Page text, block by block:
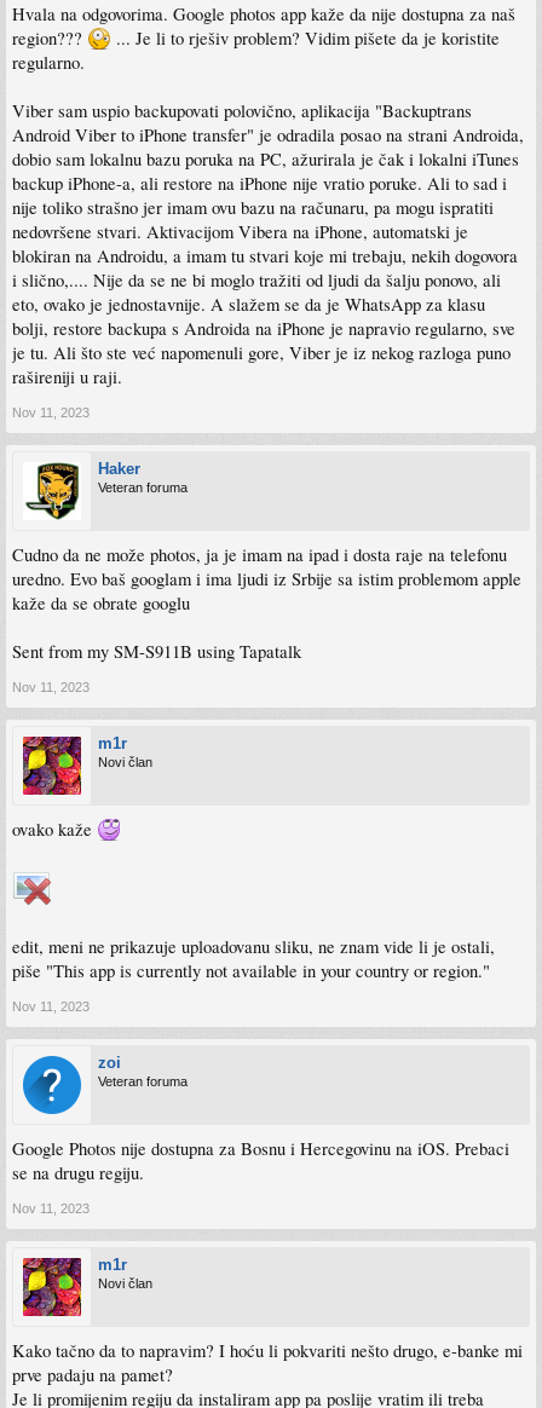
Hvala na odgovorima. Google photos app kaže da nije dostupna za naš
region???
... Je li to rješiv problem? Vidim pišete da je koristite
regularno.
Viber sam uspio backupovati polovično, aplikacija "Backuptrans
Android Viber to iPhone transfer" je odradila posao na strani Androida,
dobio sam lokalnu bazu poruka na PC, ažurirala je čak i lokalni iTunes
backup iPhone-a, ali restore na iPhone nije vratio poruke. Ali to sad i
nije toliko strašno jer imam ovu bazu na računaru, pa mogu ispratiti
nedovršene stvari. Aktivacijom Vibera na iPhone, automatski je
blokiran na Androidu, a imam tu stvari koje mi trebaju, nekih dogovora
i slično,.... Nije da se ne bi moglo tražiti od ljudi da šalju ponovo, ali
eto, ovako je jednostavnije. A slažem se da je WhatsApp za klasu
bolji, restore backupa s Androida na iPhone je napravio regularno, sve
je tu. Ali što ste već napomenuli gore, Viber je iz nekog razloga puno
rašireniji u raji.
Nov 11, 2023
Haker
Veteran foruma
Cudno da ne može photos, ja je imam na ipad i dosta raje na telefonu
uredno. Evo baš googlam i ima ljudi iz Srbije sa istim problemom apple
kaže da se obrate googlu
Sent from my SM-S911B using Tapatalk
Nov 11, 2023
m1r
Novi član
ovako kaže
edit, meni ne prikazuje uploadovanu sliku, ne znam vide li je ostali,
piše "This app is currently not available in your country or region."
Nov 11, 2023
zoi
Veteran foruma
Google Photos nije dostupna za Bosnu i Hercegovinu na iOS. Prebaci
se na drugu regiju.
Nov 11, 2023
m1r
Novi član
Kako tačno da to napravim? I hoću li pokvariti nešto drugo, e-banke mi
prve padaju na pamet?
Je li promijenim regiju da instaliram app pa poslije vratim ili treba